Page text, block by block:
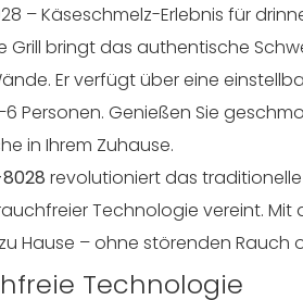
– Käseschmelz-Erlebnis für
Grill bringt das authentische
Er verfügt über eine
Personen. Genießen Sie
in Ihrem Zuhause.
revolutioniert das
Technologie vereint.
Hause – ohne störenden Rauch
Technologie